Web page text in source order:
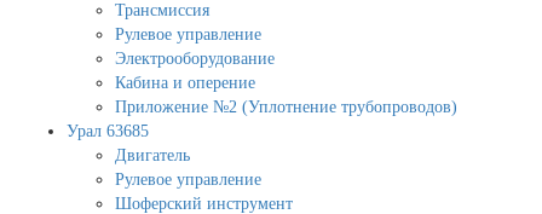
Трансмиссия
Рулевое управление
Электрооборудование
Кабина и оперение
Приложение №2 (Уплотнение трубопроводов)
Урал 63685
Двигатель
Рулевое управление
Шоферский инструмент